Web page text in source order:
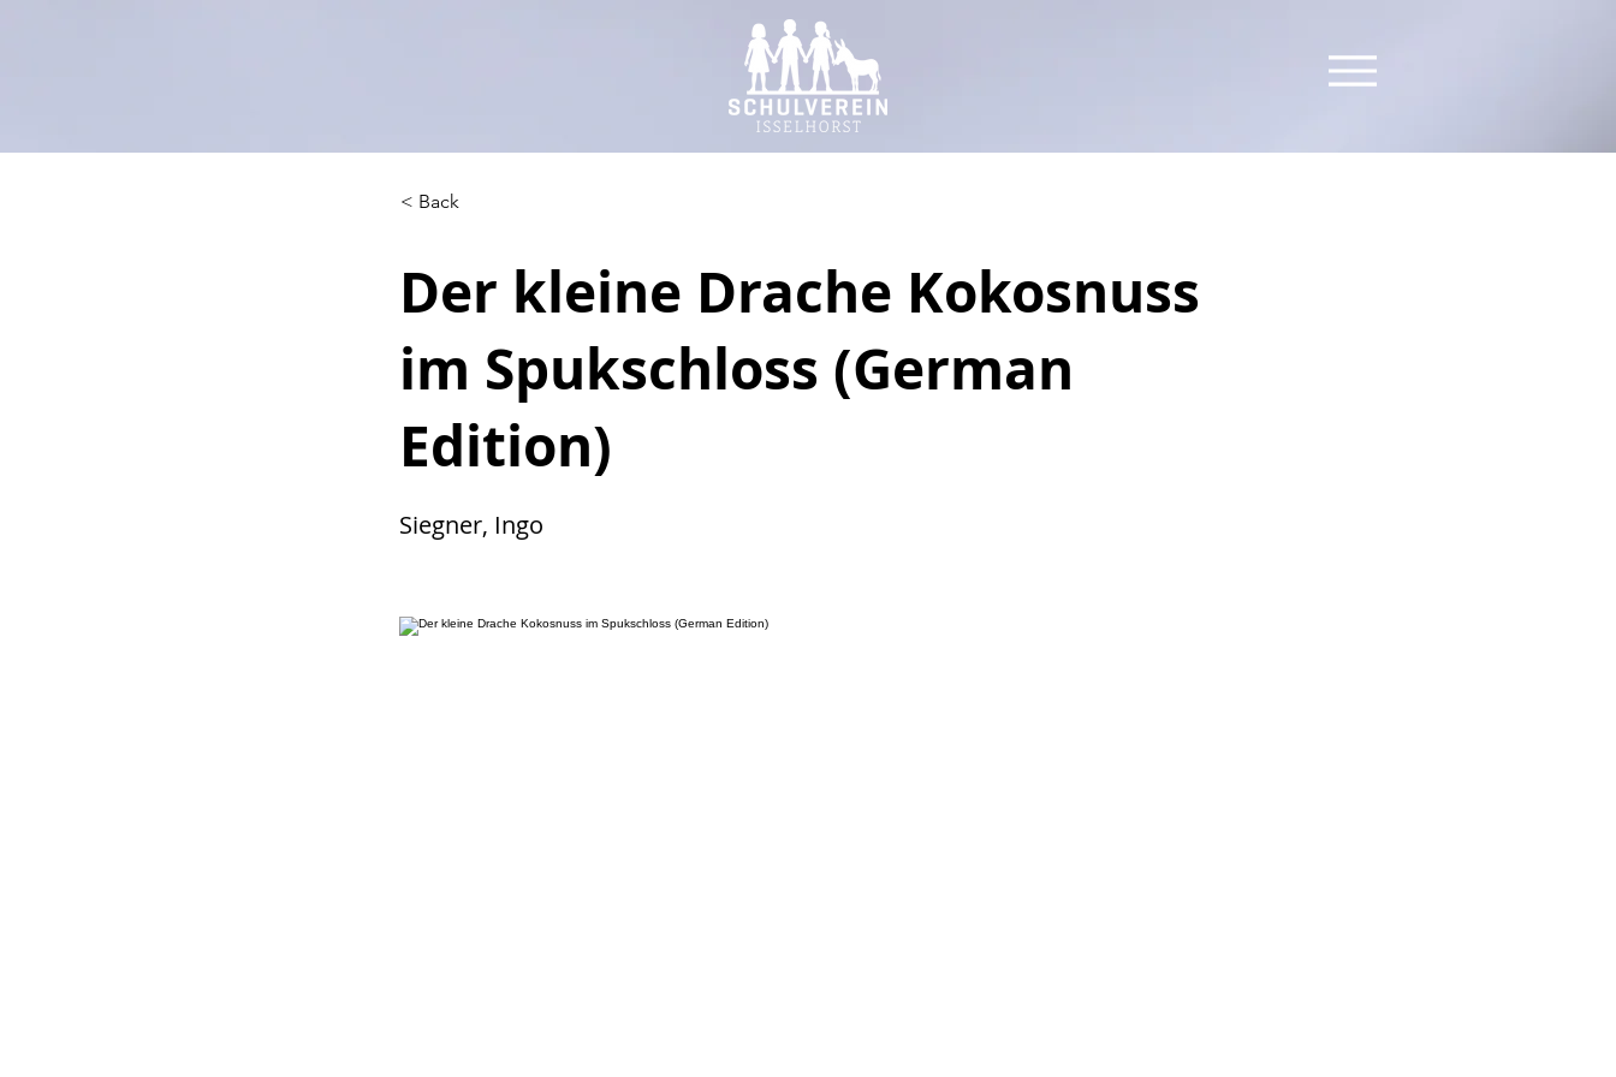
< Back
Der kleine Drache Kokosnuss
im Spukschloss (German
Edition)
Siegner, Ingo